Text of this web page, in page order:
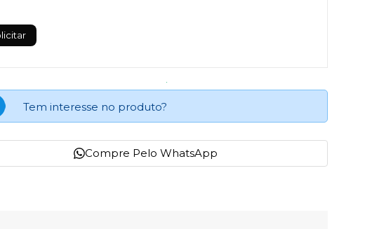
Tem interesse no produto?
Compre Pelo WhatsApp